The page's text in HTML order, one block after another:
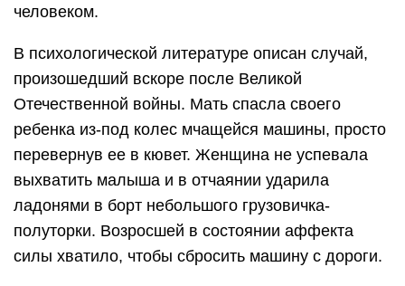
человеком.
В психологической литературе описан случай,
произошедший вскоре после Великой
Отечественной войны. Мать спасла своего
ребенка из-под колес мчащейся машины, просто
перевернув ее в кювет. Женщина не успевала
выхватить малыша и в отчаянии ударила
ладонями в борт небольшого грузовичка-
полуторки. Возросшей в состоянии аффекта
силы хватило, чтобы сбросить машину с дороги.